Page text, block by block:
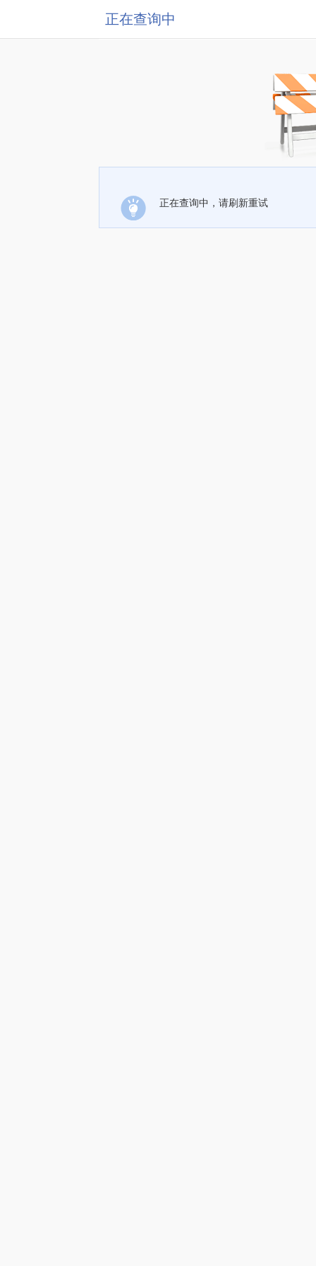
正在查询中
正在查询中，请刷新重试